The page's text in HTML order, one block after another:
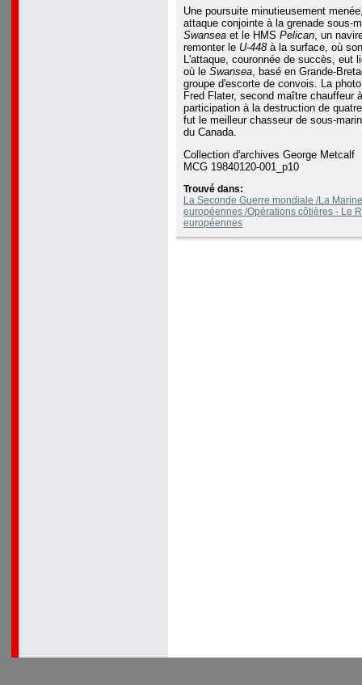
Une poursuite minutieusement
attaque conjointe à la grenade sous-
Swansea et le HMS Pelican, un
remonter le U-448 à la surface, où
L'attaque, couronnée de succès, eut
où le Swansea, basé en Grande-
groupe d'escorte de convois. La
Fred Flater, second maître chauffeur
participation à la destruction de
fut le meilleur chasseur de sous-
du Canada.
Collection d'archives George Metcalf
MCG 19840120-001_p10
Trouvé dans:
La Seconde Guerre mondiale /La
européennes /Opérations côtières - Le
européennes